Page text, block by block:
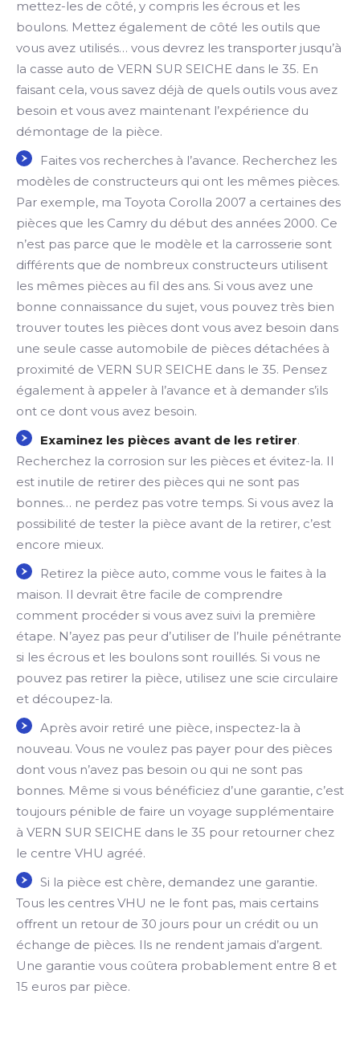
mettez-les de côté, y compris les écrous et les
boulons. Mettez également de côté les outils que
vous avez utilisés… vous devrez les transporter jusqu’à
la casse auto de VERN SUR SEICHE dans le 35. En
faisant cela, vous savez déjà de quels outils vous avez
besoin et vous avez maintenant l’expérience du
démontage de la pièce.
Faites vos recherches à l’avance. Recherchez les
modèles de constructeurs qui ont les mêmes pièces.
Par exemple, ma Toyota Corolla 2007 a certaines des
pièces que les Camry du début des années 2000. Ce
n’est pas parce que le modèle et la carrosserie sont
différents que de nombreux constructeurs utilisent
les mêmes pièces au fil des ans. Si vous avez une
bonne connaissance du sujet, vous pouvez très bien
trouver toutes les pièces dont vous avez besoin dans
une seule casse automobile de pièces détachées à
proximité de VERN SUR SEICHE dans le 35. Pensez
également à appeler à l’avance et à demander s’ils
ont ce dont vous avez besoin.
Examinez les pièces avant de les retirer.
Recherchez la corrosion sur les pièces et évitez-la. Il
est inutile de retirer des pièces qui ne sont pas
bonnes… ne perdez pas votre temps. Si vous avez la
possibilité de tester la pièce avant de la retirer, c’est
encore mieux.
Retirez la pièce auto, comme vous le faites à la
maison. Il devrait être facile de comprendre
comment procéder si vous avez suivi la première
étape. N’ayez pas peur d’utiliser de l’huile pénétrante
si les écrous et les boulons sont rouillés. Si vous ne
pouvez pas retirer la pièce, utilisez une scie circulaire
et découpez-la.
Après avoir retiré une pièce, inspectez-la à
nouveau. Vous ne voulez pas payer pour des pièces
dont vous n’avez pas besoin ou qui ne sont pas
bonnes. Même si vous bénéficiez d’une garantie, c’est
toujours pénible de faire un voyage supplémentaire
à VERN SUR SEICHE dans le 35 pour retourner chez
le centre VHU agréé.
Si la pièce est chère, demandez une garantie.
Tous les centres VHU ne le font pas, mais certains
offrent un retour de 30 jours pour un crédit ou un
échange de pièces. Ils ne rendent jamais d’argent.
Une garantie vous coûtera probablement entre 8 et
15 euros par pièce.